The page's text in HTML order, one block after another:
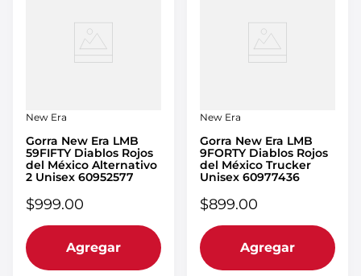
New Era
Gorra New Era LMB
59FIFTY Diablos Rojos
del México Alternativo
2 Unisex 60952577
$999.00
Agregar
New Era
Gorra New Era LMB
9FORTY Diablos Rojos
del México Trucker
Unisex 60977436
$899.00
Agregar